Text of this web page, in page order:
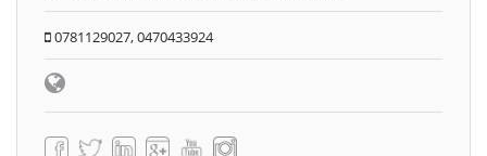
0781129027, 0470433924